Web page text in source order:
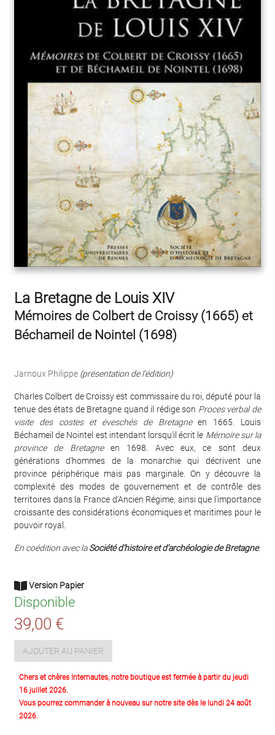
La Bretagne de Louis XIV
Mémoires de Colbert de Croissy (1665) et
Béchameil de Nointel (1698)
Jarnoux Philippe (présentation de l'édition)
Charles Colbert de Croissy est commissaire du roi, député pour la
tenue des états de Bretagne quand il rédige son Proces verbal de
visite des costes et éveschés de Bretagneen 1665. Louis
Béchameil de Nointel est intendant lorsqu'il écrit le Mémoire sur la
province de Bretagneen 1698. Avec eux, ce sont deux
générations d'hommes de la monarchie qui décrivent une
province périphérique mais pas marginale. On y découvre la
complexité des modes de gouvernement et de contrôle des
territoires dans la France d'Ancien Régime, ainsi que l'importance
croissante des considérations économiques et maritimes pour le
pouvoir royal.
En coédition avec laSociété d'histoire et d'archéologie de Bretagne.
Version Papier
Disponible
39,00 €
AJOUTER AU PANIER
Chers et chères Internautes, notre boutique est fermée à partir du jeudi
16 juillet 2026.
Vous pourrez commander à nouveau sur notre site dès le lundi 24 août
2026.